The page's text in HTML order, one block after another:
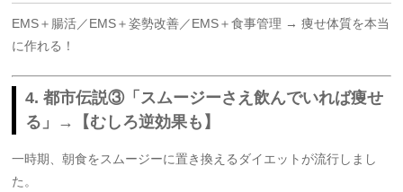
EMS＋腸活／EMS＋姿勢改善／EMS＋食事管理 → 痩せ体質を本当
に作れる！
4. 都市伝説③「スムージーさえ飲んでいれば痩せ
る」→【むしろ逆効果も】
一時期、朝食をスムージーに置き換えるダイエットが流行しまし
た。